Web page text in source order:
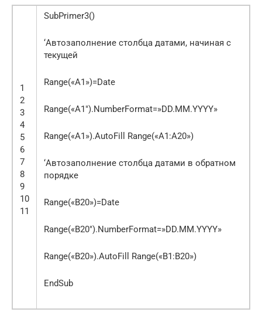
1
2
3
4
5
6
7
8
9
10
11
SubPrimer3()
‘Автозаполнение столбца датами, начиная с
текущей
Range(«A1»)=Date
Range(«A1″).NumberFormat=»DD.MM.YYYY»
Range(«A1»).AutoFill Range(«A1:A20»)
‘Автозаполнение столбца датами в обратном
порядке
Range(«B20»)=Date
Range(«B20″).NumberFormat=»DD.MM.YYYY»
Range(«B20»).AutoFill Range(«B1:B20»)
EndSub